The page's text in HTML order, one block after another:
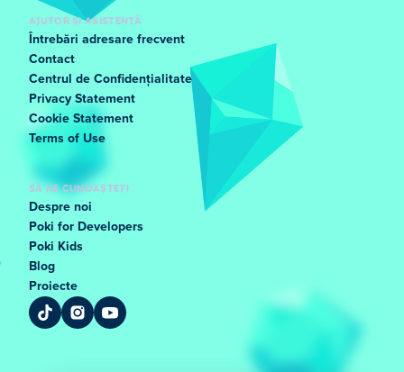
AJUTOR ȘI ASISTENȚĂ
Întrebări adresare frecvent
Contact
Centrul de Confidențialitate
Privacy Statement
Cookie Statement
Terms of Use
SĂ NE CUNOAȘTEȚI
Despre noi
Poki for Developers
Poki Kids
Blog
Proiecte